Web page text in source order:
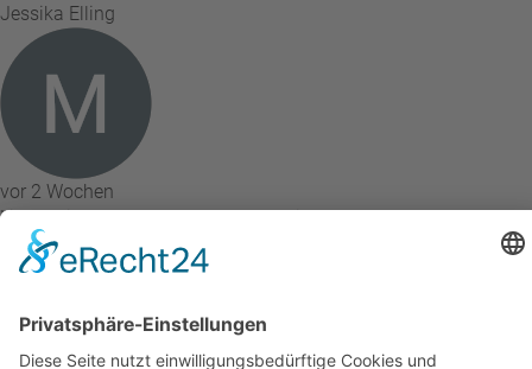
Jessika Elling
vor 2 Wochen
Live Online Schulung Für Fachpraktiker Massage. Sehr
professionell und kurzweilig. Theorie und Praxis wurden sehr
gut erklärt. Es wurde auf alle Fragen eingegangen. Freue mich
Micha Friese